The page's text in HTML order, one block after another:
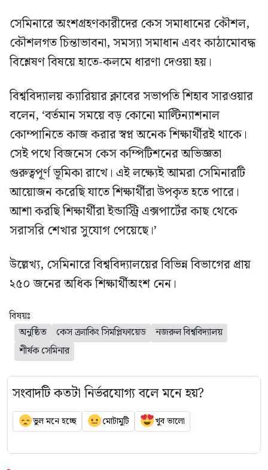
সেমিনারে অংশগ্রহণকারীদের কেস সমাধানের কৌশল,
কৌশলগত চিন্তাভাবনা, সমস্যা সমাধান এবং কাঠামোবদ্ধ
বিশ্লেষণ বিষয়ে হাতে-কলমে ধারণা দেওয়া হয়।
বিশ্ববিদ্যালয় ক্যারিয়ার ক্লাবের সভাপতি শিহাব সারওয়ার
বলেন, ‘বর্তমান সময়ে বড় কোনো মাল্টিন্যাশনাল
কোম্পানিতে কাজ করার স্বপ্ন অনেক শিক্ষার্থীরই থাকে।
সেই পথে বিজনেস কেস কম্পিটিশনের অভিজ্ঞতা
গুরুত্বপূর্ণ ভূমিকা রাখে। এই লক্ষ্যেই আমরা সেমিনারটি
আয়োজন করেছি যাতে শিক্ষার্থীরা উপকৃত হতে পারে।
আশা করছি শিক্ষার্থীরা ইন্ডাস্ট্রি এক্সপার্টের কাছ থেকে
সরাসরি শেখার সুযোগ পেয়েছে।’
উল্লেখ্য, সেমিনারে বিশ্ববিদ্যালয়ের বিভিন্ন বিভাগের প্রায়
২৫০ জনের অধিক শিক্ষার্থীঅংশ নেন।
বিষয়ঃ
অনুষ্ঠিত
কেস ক্র্যাকিং সিমপ্লিফায়েড
নজরুল বিশ্ববিদ্যালয়
শীর্ষক সেমিনার
সংবাদটি কতটা নির্ভরযোগ্য বলে মনে হয়?
ভুল মনে হচ্ছে মোটামুটি খুব ভালো